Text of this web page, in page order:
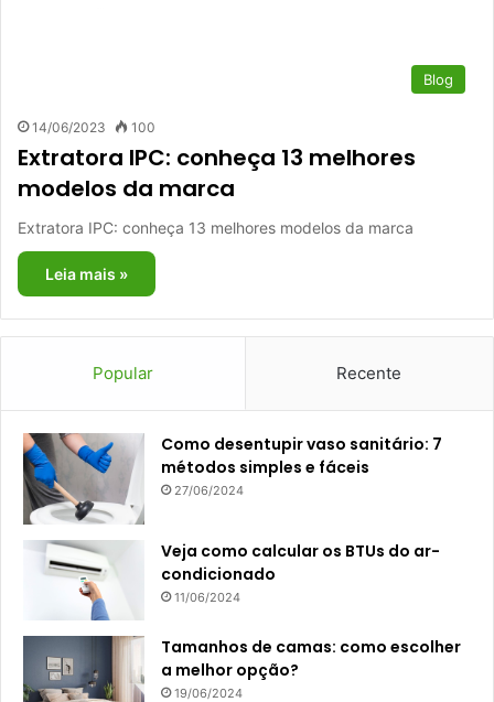
Blog
14/06/2023 100
Extratora IPC: conheça 13 melhores
modelos da marca
Extratora IPC: conheça 13 melhores modelos da marca
Leia mais »
Popular Recente
Como desentupir vaso sanitário: 7
métodos simples e fáceis
27/06/2024
Veja como calcular os BTUs do ar-
condicionado
11/06/2024
Tamanhos de camas: como escolher
a melhor opção?
19/06/2024